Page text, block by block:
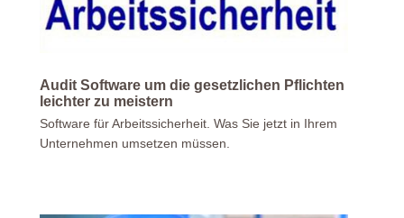
Audit Software um die gesetzlichen Pflichten
leichter zu meistern
Software für Arbeitssicherheit. Was Sie jetzt in Ihrem
Unternehmen umsetzen müssen.